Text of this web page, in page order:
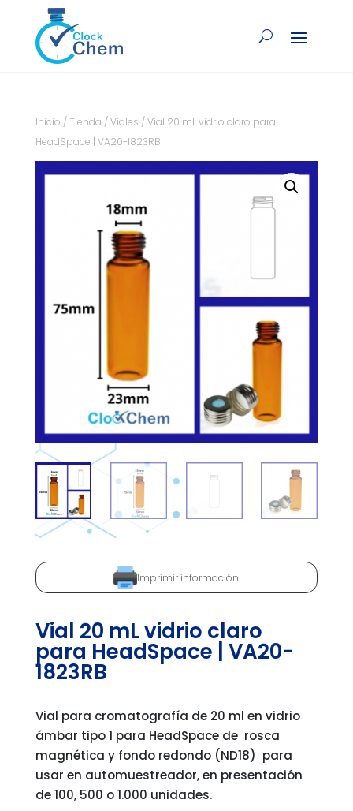
Inicio / Tienda /Viales / Vial 20 mL vidrio claro para
HeadSpace | VA20-1823RB
Imprimir información
Vial 20 mL vidrio claro
para HeadSpace | VA20-
1823RB
Vial para cromatografía de 20 ml en vidrio
ámbar tipo 1 para HeadSpace de rosca
magnética y fondo redondo (ND18) para
usar en automuestreador, en presentación
de 100, 500 o 1.000 unidades.